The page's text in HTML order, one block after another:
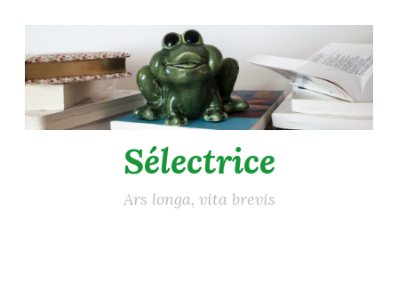
au
contenu
principal
Sélectrice
Ars longa, vita brevis